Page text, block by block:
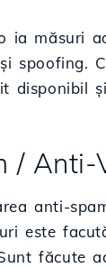
ia măsuri
spoofing.
disponibil
/ Anti-
anti-
este
făcute